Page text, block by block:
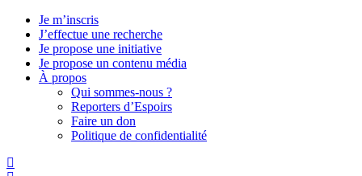
Je m’inscris
J’effectue une recherche
Je propose une initiative
Je propose un contenu média
À propos
Qui sommes-nous ?
Reporters d’Espoirs
Faire un don
Politique de confidentialité